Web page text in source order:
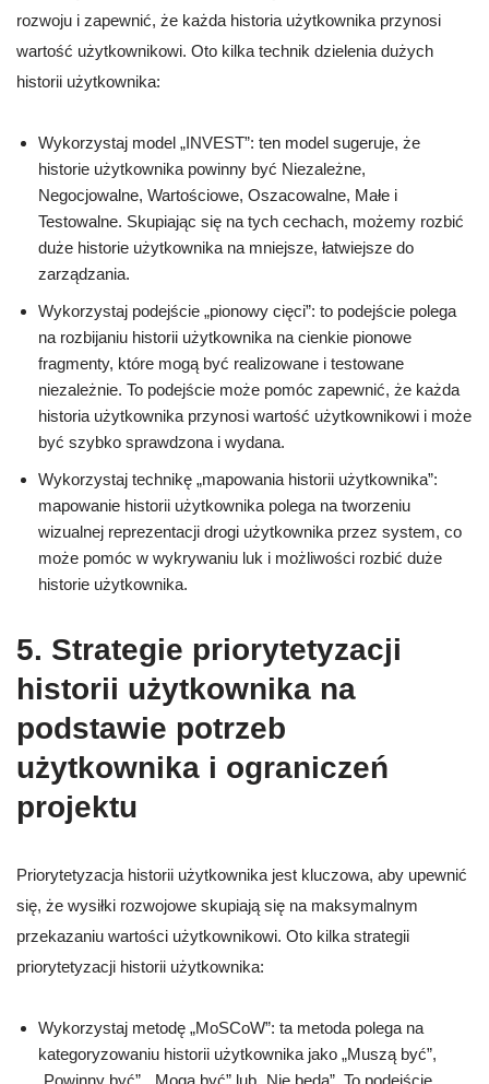
rozwoju i zapewnić, że każda historia użytkownika przynosi
wartość użytkownikowi. Oto kilka technik dzielenia dużych
historii użytkownika:
Wykorzystaj model „INVEST”: ten model sugeruje, że
historie użytkownika powinny być Niezależne,
Negocjowalne, Wartościowe, Oszacowalne, Małe i
Testowalne. Skupiając się na tych cechach, możemy rozbić
duże historie użytkownika na mniejsze, łatwiejsze do
zarządzania.
Wykorzystaj podejście „pionowy cięci”: to podejście polega
na rozbijaniu historii użytkownika na cienkie pionowe
fragmenty, które mogą być realizowane i testowane
niezależnie. To podejście może pomóc zapewnić, że każda
historia użytkownika przynosi wartość użytkownikowi i może
być szybko sprawdzona i wydana.
Wykorzystaj technikę „mapowania historii użytkownika”:
mapowanie historii użytkownika polega na tworzeniu
wizualnej reprezentacji drogi użytkownika przez system, co
może pomóc w wykrywaniu luk i możliwości rozbić duże
historie użytkownika.
5. Strategie priorytetyzacji
historii użytkownika na
podstawie potrzeb
użytkownika i ograniczeń
projektu
Priorytetyzacja historii użytkownika jest kluczowa, aby upewnić
się, że wysiłki rozwojowe skupiają się na maksymalnym
przekazaniu wartości użytkownikowi. Oto kilka strategii
priorytetyzacji historii użytkownika:
Wykorzystaj metodę „MoSCoW”: ta metoda polega na
kategoryzowaniu historii użytkownika jako „Muszą być”,
„Powinny być”, „Mogą być” lub „Nie będą”. To podejście